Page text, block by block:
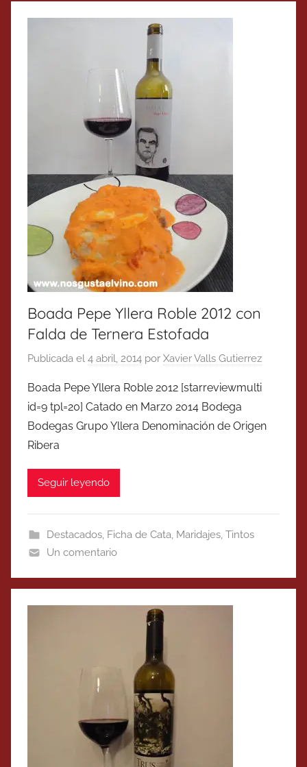
Boada Pepe Yllera Roble 2012 con
Falda de Ternera Estofada
Publicada el 4 abril, 2014 por Xavier Valls Gutierrez
Boada Pepe Yllera Roble 2012 [starreviewmulti
id=9 tpl=20] Catado en Marzo 2014 Bodega
Bodegas Grupo Yllera Denominación de Origen
Ribera
Seguir leyendo
Destacados, Ficha de Cata, Maridajes, Tintos
Un comentario